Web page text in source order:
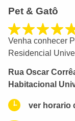
Pet & Gatô
Venha conhecer
Residencial
Rua Oscar
Habitacional
ver horario